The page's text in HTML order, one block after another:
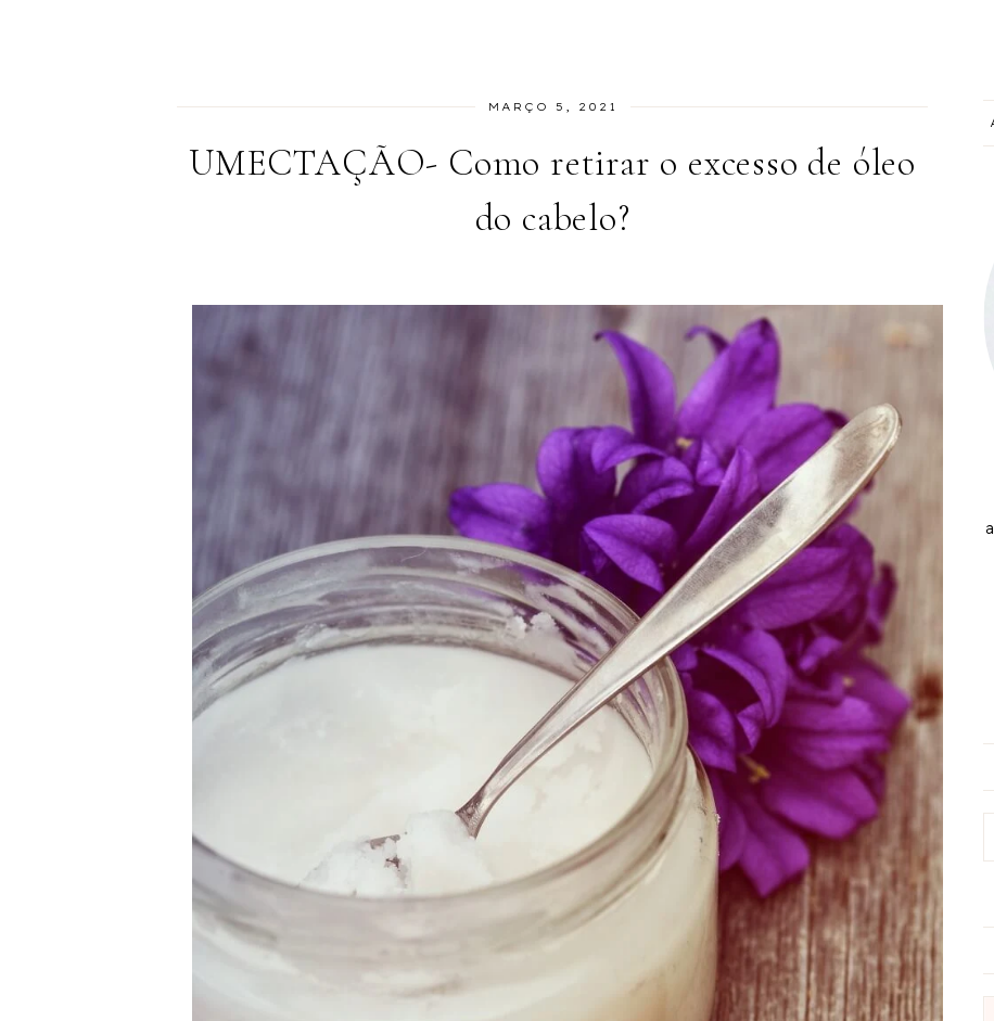
MARÇO 5, 2021
UMECTAÇÃO- Como retirar o excesso de óleo
do cabelo?